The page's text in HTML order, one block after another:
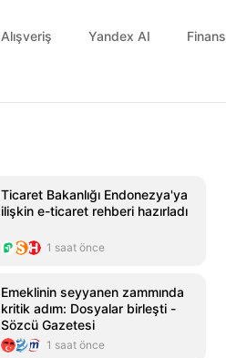
Alışveriş Yandex AI Finans
Ticaret Bakanlığı Endonezya'ya
ilişkin e-ticaret rehberi hazırladı
1 saat önce
Emeklinin seyyanen zammında
kritik adım: Dosyalar birleşti -
Sözcü Gazetesi
1 saat önce